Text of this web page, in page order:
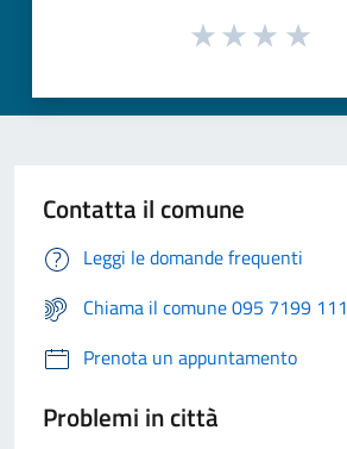
Contatta il comune
Leggi le domande frequenti
Chiama il comune 095 7199 111
Prenota un appuntamento
Problemi in città